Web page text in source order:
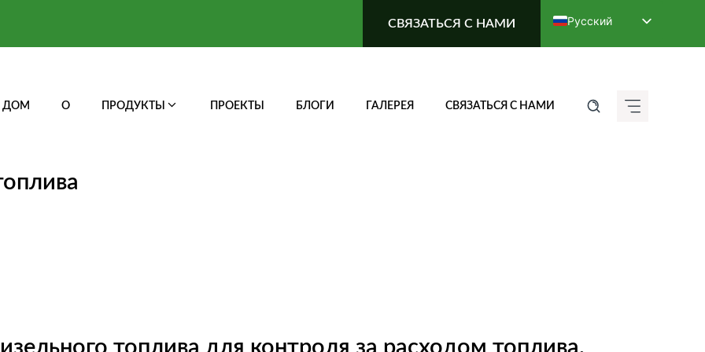
СВЯЗАТЬСЯ С НАМИ
Русский
English
Français
ДОМ О ПРОДУКТЫ ПРОЕКТЫ БЛОГИ ГАЛЕРЕЯ СВЯЗАТЬСЯ С НАМИ